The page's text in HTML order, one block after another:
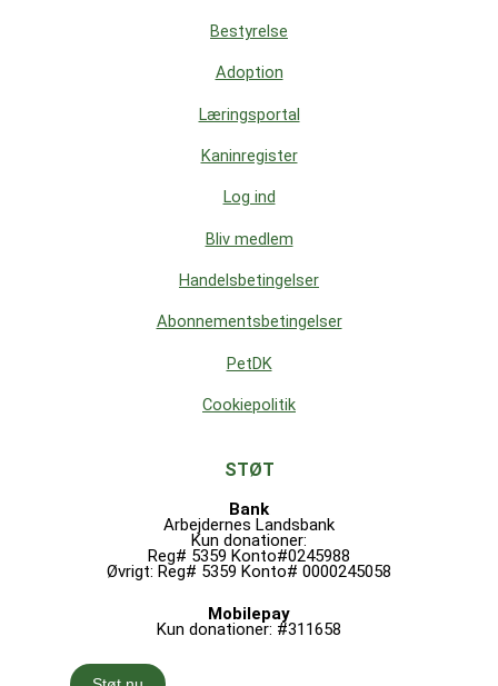
Bestyrelse
Adoption
Læringsportal
Kaninregister
Log ind
Bliv medlem
Handelsbetingelser
Abonnementsbetingelser
PetDK
Cookiepolitik
STØT
Bank
Arbejdernes Landsbank
Kun donationer:
Reg# 5359 Konto#0245988
Øvrigt: Reg# 5359 Konto# 0000245058
Mobilepay
Kun donationer: #311658